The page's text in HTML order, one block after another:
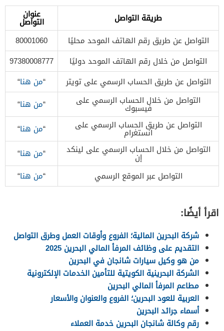
طريقة التواصل عنوان
التواصل
التواصل عن طريق رقم الهاتف الموحد محليًا
80001060
التواصل من خلال رقم الهاتف الموحد دوليًا
97380008777
التواصل عن طريق الحساب الرسمي على تويتر
“من هنا“
التواصل من خلال الحساب الرسمي على
فيسبوك “من هنا“
التواصل عن طريق الحساب الرسمي على
انستغرام “من هنا“
التواصل من خلال الحساب الرسمي على لينكد
إن “من هنا“
التواصل عبر الموقع الرسمي
“من هنا“
اقرأ أيضًا:
شركة البحرين المالية؛ الفروع وأوقات العمل وطرق التواصل
التقديم على وظائف المرفأ المالي البحرين 2025
من هو وكيل سيارات شانجان في البحرين
الشركة البحرينية الكويتية للتأمين الخدمات الإلكترونية
مطاعم المرفأ المالي البحرين
العربية للعود البحرين؛ الفروع والعنوان والأسعار
أسماء جرائد البحرين
رقم وكالة شانجان البحرين خدمة العملاء